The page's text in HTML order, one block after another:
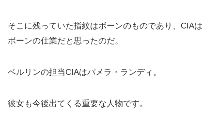
そこに残っていた指紋はボーンのものであり、CIAは
ボーンの仕業だと思ったのだ。
ベルリンの担当CIAはパメラ・ランディ。
彼女も今後出てくる重要な人物です。